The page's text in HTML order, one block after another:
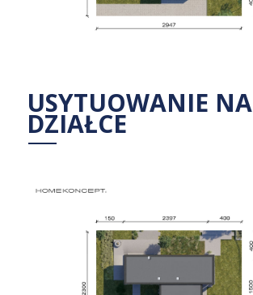
USYTUOWANIE NA
DZIAŁCE